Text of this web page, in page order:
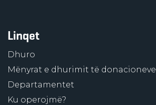
Linqet
Dhuro
Mënyrat e dhurimit të donacioneve
Departamentet
Ku operojmë?